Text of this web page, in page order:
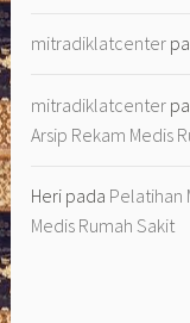
mitradiklatcenter
mitradiklatcenter
Arsip Rekam Medis
Heri pada Pelatihan
Medis Rumah Sakit